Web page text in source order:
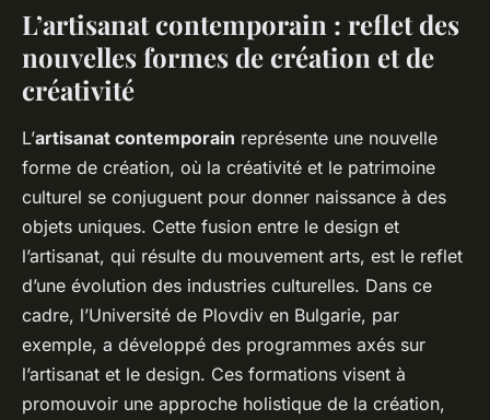
L’artisanat contemporain : reflet des
nouvelles formes de création et de
créativité
L’artisanat contemporain représente une nouvelle
forme de création, où la créativité et le patrimoine
culturel se conjuguent pour donner naissance à des
objets uniques. Cette fusion entre le design et
l’artisanat, qui résulte du mouvement arts, est le reflet
d’une évolution des industries culturelles. Dans ce
cadre, l’Université de Plovdiv en Bulgarie, par
exemple, a développé des programmes axés sur
l’artisanat et le design. Ces formations visent à
promouvoir une approche holistique de la création,